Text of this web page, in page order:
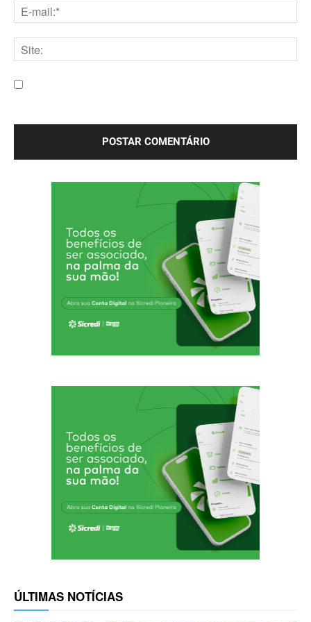
mail:*
ÚLTIMAS NOTÍCIAS